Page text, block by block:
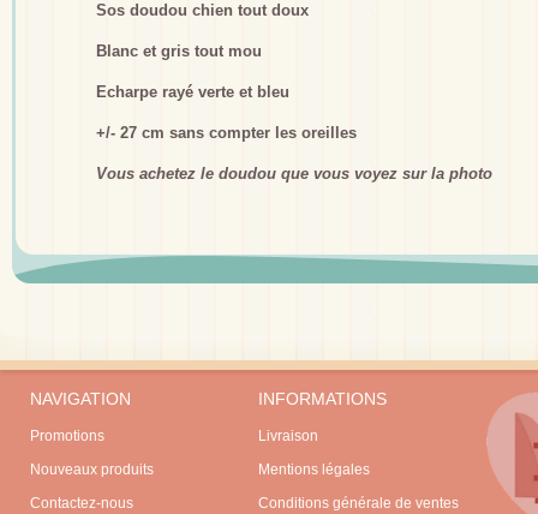
Sos doudou chien tout doux
Blanc et gris tout mou
Echarpe rayé verte et bleu
+/- 27 cm sans compter les oreilles
Vous achetez le doudou que vous voyez sur la photo
NAVIGATION
Promotions
Nouveaux produits
Contactez-nous
INFORMATIONS
Livraison
Mentions légales
Conditions générale de ventes